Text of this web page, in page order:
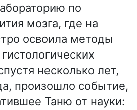
по
мозга, где на
освоила методы
несколько лет,
произошло событие,
Таню от науки: